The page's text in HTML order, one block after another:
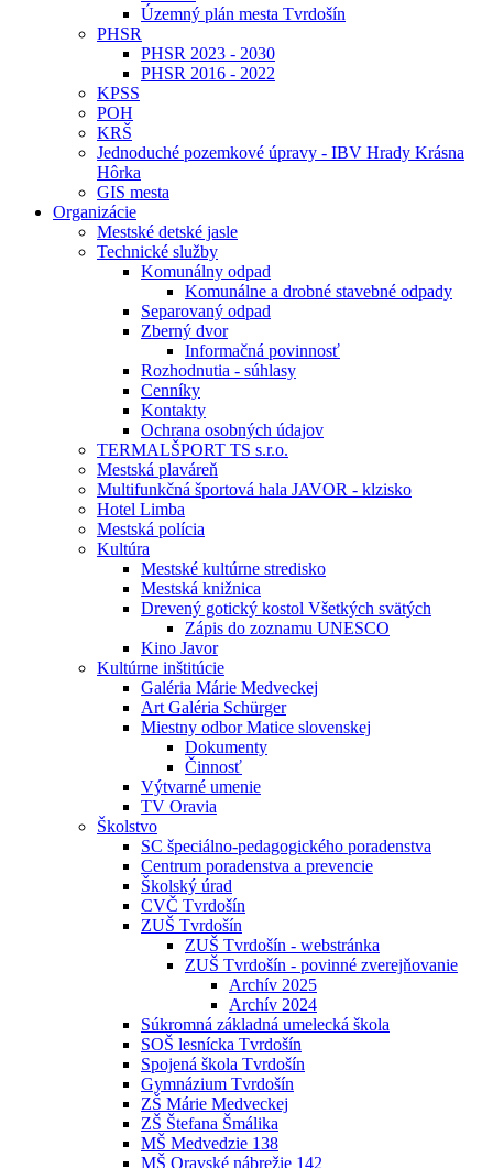
Územný plán mesta Tvrdošín
PHSR
PHSR 2023 - 2030
PHSR 2016 - 2022
KPSS
POH
KRŠ
Jednoduché pozemkové úpravy - IBV Hrady Krásna
Hôrka
GIS mesta
Organizácie
Mestské detské jasle
Technické služby
Komunálny odpad
Komunálne a drobné stavebné odpady
Separovaný odpad
Zberný dvor
Informačná povinnosť
Rozhodnutia - súhlasy
Cenníky
Kontakty
Ochrana osobných údajov
TERMALŠPORT TS s.r.o.
Mestská plaváreň
Multifunkčná športová hala JAVOR - klzisko
Hotel Limba
Mestská polícia
Kultúra
Mestské kultúrne stredisko
Mestská knižnica
Drevený gotický kostol Všetkých svätých
Zápis do zoznamu UNESCO
Kino Javor
Kultúrne inštitúcie
Galéria Márie Medveckej
Art Galéria Schürger
Miestny odbor Matice slovenskej
Dokumenty
Činnosť
Výtvarné umenie
TV Oravia
Školstvo
SC špeciálno-pedagogického poradenstva
Centrum poradenstva a prevencie
Školský úrad
CVČ Tvrdošín
ZUŠ Tvrdošín
ZUŠ Tvrdošín - webstránka
ZUŠ Tvrdošín - povinné zverejňovanie
Archív 2025
Archív 2024
Súkromná základná umelecká škola
SOŠ lesnícka Tvrdošín
Spojená škola Tvrdošín
Gymnázium Tvrdošín
ZŠ Márie Medveckej
ZŠ Štefana Šmálika
MŠ Medvedzie 138
MŠ Oravské nábrežie 142